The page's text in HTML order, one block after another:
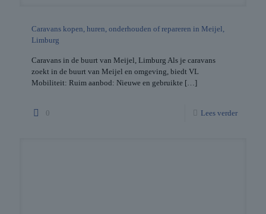
Caravans kopen, huren, onderhouden of repareren in Meijel,
Limburg
Caravans in de buurt van Meijel, Limburg Als je caravans
zoekt in de buurt van Meijel en omgeving, biedt VL
Mobiliteit: Ruim aanbod: Nieuwe en gebruikte […]
0 Lees verder